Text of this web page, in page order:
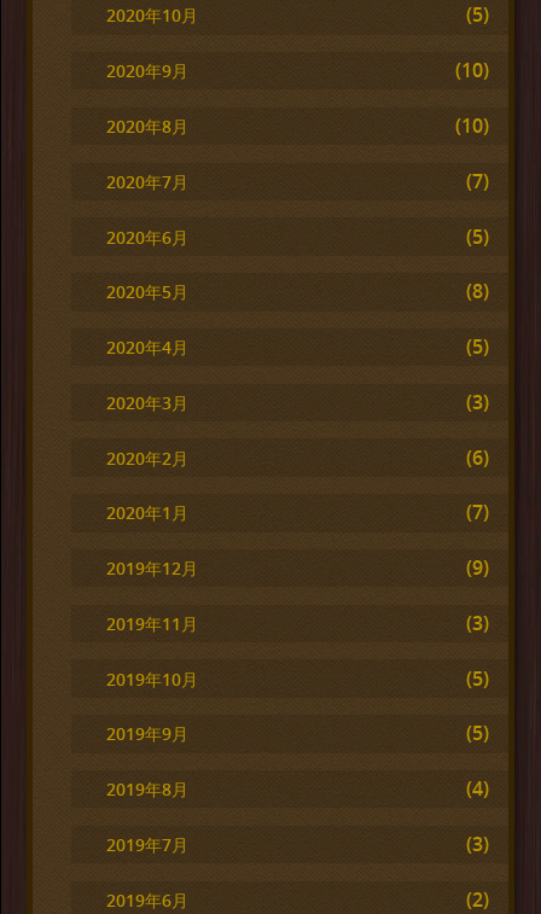
2020年10月 (5)
2020年9月 (10)
2020年8月 (10)
2020年7月 (7)
2020年6月 (5)
2020年5月 (8)
2020年4月 (5)
2020年3月 (3)
2020年2月 (6)
2020年1月 (7)
2019年12月 (9)
2019年11月 (3)
2019年10月 (5)
2019年9月 (5)
2019年8月 (4)
2019年7月 (3)
2019年6月 (2)